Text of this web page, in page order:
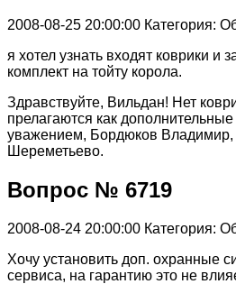
2008-08-25 20:00:00 Категория:
я хотел узнать входят коврики и
комплект на тойту корола.
Здравствуйте, Вильдан! Нет
прелагаются как
уважением, Бордюков Владимир,
Шереметьево.
Вопрос № 6719
2008-08-24 20:00:00 Категория:
Хочу установить доп. охранные
сервиса, на гарантию это не